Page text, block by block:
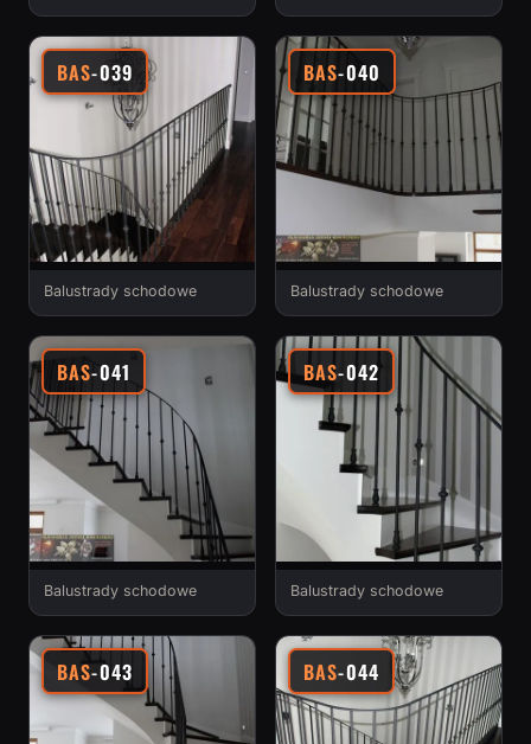
BAS-039
Balustrady schodowe
BAS-040
Balustrady schodowe
BAS-041
Balustrady schodowe
BAS-042
Balustrady schodowe
BAS-043 BAS-044